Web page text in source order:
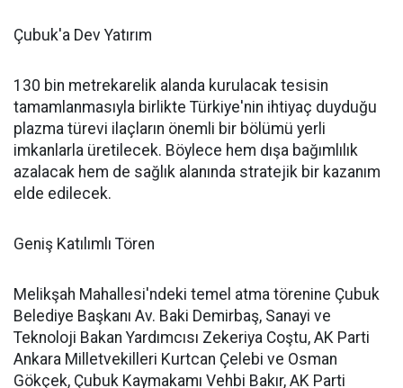
Çubuk'a Dev Yatırım
130 bin metrekarelik alanda kurulacak tesisin
tamamlanmasıyla birlikte Türkiye'nin ihtiyaç duyduğu
plazma türevi ilaçların önemli bir bölümü yerli
imkanlarla üretilecek. Böylece hem dışa bağımlılık
azalacak hem de sağlık alanında stratejik bir kazanım
elde edilecek.
Geniş Katılımlı Tören
Melikşah Mahallesi'ndeki temel atma törenine Çubuk
Belediye Başkanı Av. Baki Demirbaş, Sanayi ve
Teknoloji Bakan Yardımcısı Zekeriya Coştu, AK Parti
Ankara Milletvekilleri Kurtcan Çelebi ve Osman
Gökçek, Çubuk Kaymakamı Vehbi Bakır, AK Parti